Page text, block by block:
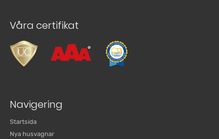
Våra certifikat
Navigering
Startsida
Nya husvagnar